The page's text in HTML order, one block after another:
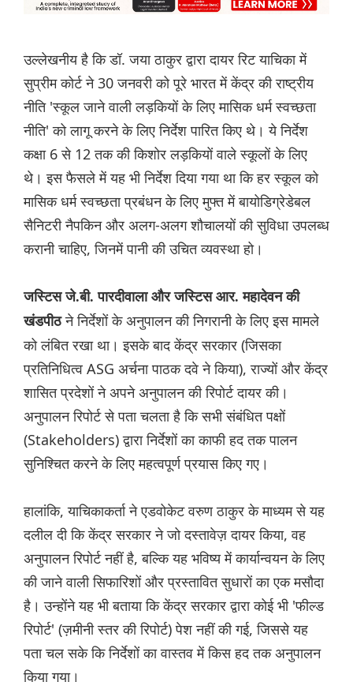
उल्लेखनीय है कि डॉ. जया ठाकुर द्वारा दायर रिट याचिका में
सुप्रीम कोर्ट ने 30 जनवरी को पूरे भारत में केंद्र की राष्ट्रीय
नीति 'स्कूल जाने वाली लड़कियों के लिए मासिक धर्म स्वच्छता
नीति' को लागू करने के लिए निर्देश पारित किए थे। ये निर्देश
कक्षा 6 से 12 तक की किशोर लड़कियों वाले स्कूलों के लिए
थे। इस फैसले में यह भी निर्देश दिया गया था कि हर स्कूल को
मासिक धर्म स्वच्छता प्रबंधन के लिए मुफ्त में बायोडिग्रेडेबल
सैनिटरी नैपकिन और अलग-अलग शौचालयों की सुविधा उपलब्ध
करानी चाहिए, जिनमें पानी की उचित व्यवस्था हो।
जस्टिस जे.बी. पारदीवाला और जस्टिस आर. महादेवन की
खंडपीठने निर्देशों के अनुपालन की निगरानी के लिए इस मामले
को लंबित रखा था। इसके बाद केंद्र सरकार (जिसका
प्रतिनिधित्व ASG अर्चना पाठक दवे ने किया), राज्यों और केंद्र
शासित प्रदेशों ने अपने अनुपालन की रिपोर्ट दायर की।
अनुपालन रिपोर्ट से पता चलता है कि सभी संबंधित पक्षों
(Stakeholders) द्वारा निर्देशों का काफी हद तक पालन
सुनिश्चित करने के लिए महत्वपूर्ण प्रयास किए गए।
हालांकि, याचिकाकर्ता ने एडवोकेट वरुण ठाकुर के माध्यम से यह
दलील दी कि केंद्र सरकार ने जो दस्तावेज़ दायर किया, वह
अनुपालन रिपोर्ट नहीं है, बल्कि यह भविष्य में कार्यान्वयन के लिए
की जाने वाली सिफारिशों और प्रस्तावित सुधारों का एक मसौदा
है। उन्होंने यह भी बताया कि केंद्र सरकार द्वारा कोई भी 'फील्ड
रिपोर्ट' (ज़मीनी स्तर की रिपोर्ट) पेश नहीं की गई, जिससे यह
पता चल सके कि निर्देशों का वास्तव में किस हद तक अनुपालन
किया गया।